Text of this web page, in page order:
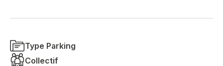
Type Parking
Collectif